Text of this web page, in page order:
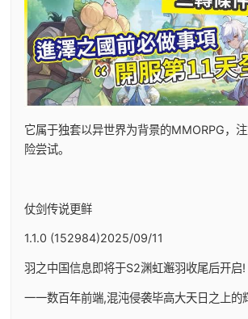
它属于独套以异世界为背景的MMORPG，
险尝试。
仗剑传说更鲜
1.1.0 (152984)2025/09/11
羽之中国信息即将于S2渊虹邂羽收尾后开启!
一一数百年前端,混沌侵袭毕高大天日之上的